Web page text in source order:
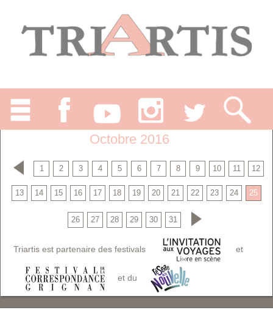
Octobre 2016
1 2 3 4 5 6 7 8 9 10 11 12
13 14 15 16 17 18 19 20 21 22 23 24 25
26 27 28 29 30 31
Triartis est partenaire des festivals et
et du